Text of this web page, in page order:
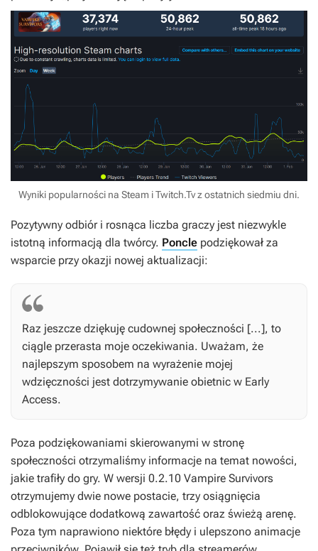
Wyniki popularności na Steam i Twitch.Tv z ostatnich siedmiu dni.
Pozytywny odbiór i rosnąca liczba graczy jest niezwykle
istotną informacją dla twórcy. Poncle podziękował za
wsparcie przy okazji nowej aktualizacji:
Raz jeszcze dziękuję cudownej społeczności [...], to
ciągle przerasta moje oczekiwania. Uważam, że
najlepszym sposobem na wyrażenie mojej
wdzięczności jest dotrzymywanie obietnic w Early
Access.
Poza podziękowaniami skierowanymi w stronę
społeczności otrzymaliśmy informacje na temat nowości,
jakie trafiły do gry. W wersji 0.2.10 Vampire Survivors
otrzymujemy dwie nowe postacie, trzy osiągnięcia
odblokowujące dodatkową zawartość oraz świeżą arenę.
Poza tym naprawiono niektóre błędy i ulepszono animacje